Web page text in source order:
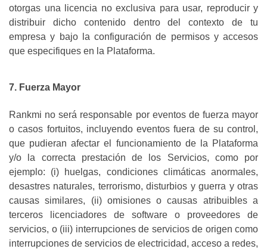
otorgas una licencia no exclusiva para usar, reproducir y
distribuir dicho contenido dentro del contexto de tu
empresa y bajo la configuración de permisos y accesos
que especifiques en la Plataforma.
7. Fuerza Mayor
Rankmi no será responsable por eventos de fuerza mayor
o casos fortuitos, incluyendo eventos fuera de su control,
que pudieran afectar el funcionamiento de la Plataforma
y/o la correcta prestación de los Servicios, como por
ejemplo: (i) huelgas, condiciones climáticas anormales,
desastres naturales, terrorismo, disturbios y guerra y otras
causas similares, (ii) omisiones o causas atribuibles a
terceros licenciadores de software o proveedores de
servicios, o (iii) interrupciones de servicios de origen como
interrupciones de servicios de electricidad, acceso a redes,